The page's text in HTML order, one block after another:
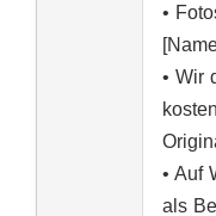
•
• Wir
• Auf
als